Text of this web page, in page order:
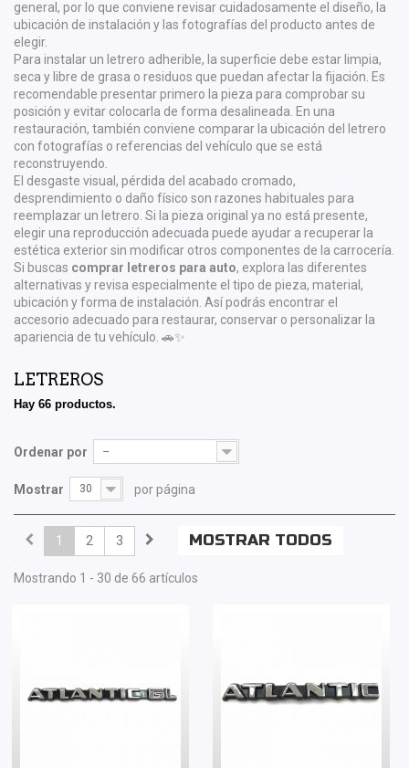
general, por lo que conviene revisar cuidadosamente el diseño, la
ubicación de instalación y las fotografías del producto antes de
elegir.
Para instalar un letrero adherible, la superficie debe estar limpia,
seca y libre de grasa o residuos que puedan afectar la fijación. Es
recomendable presentar primero la pieza para comprobar su
posición y evitar colocarla de forma desalineada. En una
restauración, también conviene comparar la ubicación del letrero
con fotografías o referencias del vehículo que se está
reconstruyendo.
El desgaste visual, pérdida del acabado cromado,
desprendimiento o daño físico son razones habituales para
reemplazar un letrero. Si la pieza original ya no está presente,
elegir una reproducción adecuada puede ayudar a recuperar la
estética exterior sin modificar otros componentes de la carrocería.
Si buscas comprar letreros para auto, explora las diferentes
alternativas y revisa especialmente el tipo de pieza, material,
ubicación y forma de instalación. Así podrás encontrar el
accesorio adecuado para restaurar, conservar o personalizar la
apariencia de tu vehículo. 🚗✨
LETREROS
Hay 66 productos.
Ordenar por --
Mostrar 30 por página
MOSTRAR TODOS
1 2 3
Mostrando 1 - 30 de 66 artículos